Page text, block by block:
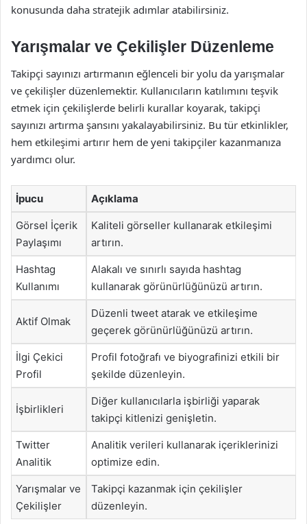
konusunda daha stratejik adımlar atabilirsiniz.
Yarışmalar ve Çekilişler Düzenleme
Takipçi sayınızı artırmanın eğlenceli bir yolu da yarışmalar
ve çekilişler düzenlemektir. Kullanıcıların katılımını teşvik
etmek için çekilişlerde belirli kurallar koyarak, takipçi
sayınızı artırma şansını yakalayabilirsiniz. Bu tür etkinlikler,
hem etkileşimi artırır hem de yeni takipçiler kazanmanıza
yardımcı olur.
İpucu Açıklama
Görsel İçerik
Paylaşımı
Kaliteli görseller kullanarak etkileşimi
artırın.
Hashtag
Kullanımı
Alakalı ve sınırlı sayıda hashtag
kullanarak görünürlüğünüzü artırın.
Aktif Olmak
Düzenli tweet atarak ve etkileşime
geçerek görünürlüğünüzü artırın.
İlgi Çekici
Profil
Profil fotoğrafı ve biyografinizi etkili bir
şekilde düzenleyin.
İşbirlikleri
Diğer kullanıcılarla işbirliği yaparak
takipçi kitlenizi genişletin.
Twitter
Analitik
Analitik verileri kullanarak içeriklerinizi
optimize edin.
Yarışmalar ve
Çekilişler
Takipçi kazanmak için çekilişler
düzenleyin.